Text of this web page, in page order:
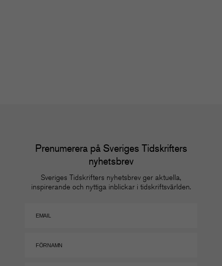
Prenumerera på Sveriges Tidskrifters
nyhetsbrev
Sveriges Tidskrifters nyhetsbrev ger aktuella,
inspirerande och nyttiga inblickar i tidskriftsvärlden.